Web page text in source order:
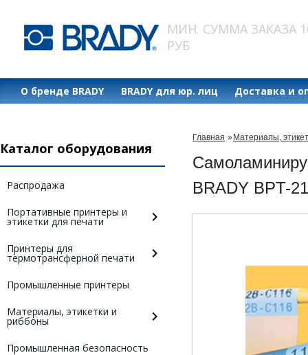
МИН. СУММА ЗАКАЗА
РУБ
О бренде BRADY BRADY для юр. лиц Доставка и
Каталог оборудования
Распродажа
Портативные принтеры и
этикетки для печати
Принтеры для
термотрансферной печати
Промышленные принтеры
Материалы, этикетки и
риббоны
Промышленная безопасность
Главная » Материалы,
BRADY BPT-